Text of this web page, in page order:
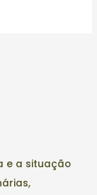
e a situação